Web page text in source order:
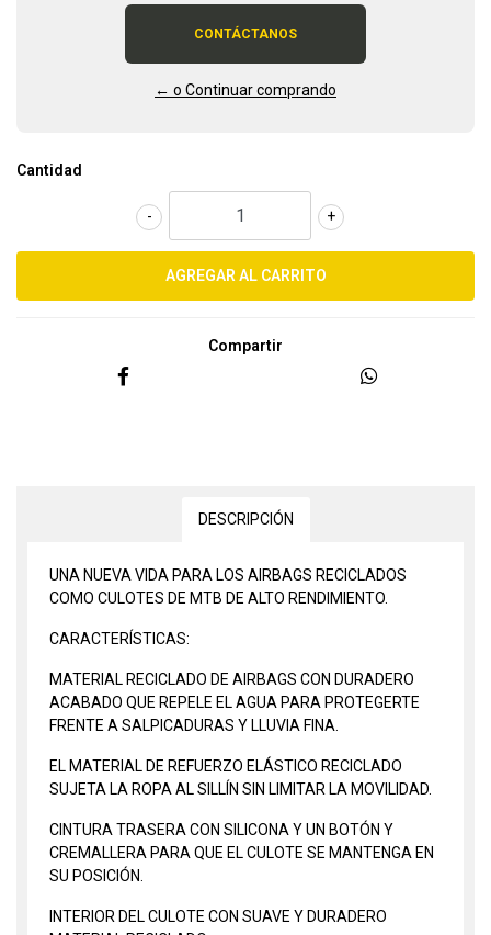
CONTÁCTANOS
← o Continuar comprando
Cantidad
+
-
Compartir
DESCRIPCIÓN
UNA NUEVA VIDA PARA LOS AIRBAGS RECICLADOS
COMO CULOTES DE MTB DE ALTO RENDIMIENTO.
CARACTERÍSTICAS:
MATERIAL RECICLADO DE AIRBAGS CON DURADERO
ACABADO QUE REPELE EL AGUA PARA PROTEGERTE
FRENTE A SALPICADURAS Y LLUVIA FINA.
EL MATERIAL DE REFUERZO ELÁSTICO RECICLADO
SUJETA LA ROPA AL SILLÍN SIN LIMITAR LA MOVILIDAD.
CINTURA TRASERA CON SILICONA Y UN BOTÓN Y
CREMALLERA PARA QUE EL CULOTE SE MANTENGA EN
SU POSICIÓN.
INTERIOR DEL CULOTE CON SUAVE Y DURADERO